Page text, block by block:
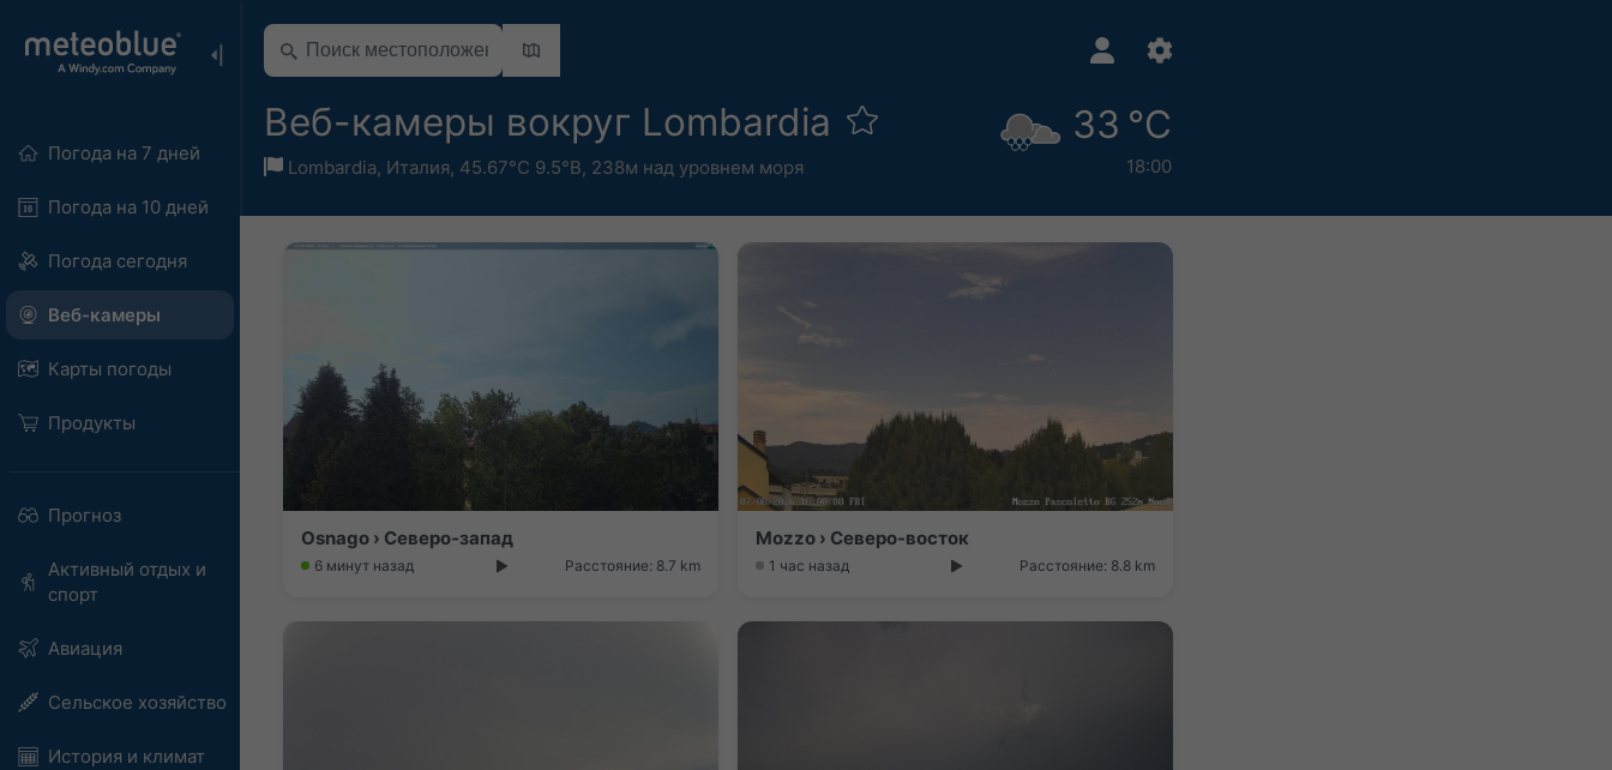
Погода на 7 дней
Погода на 10 дней
Погода сегодня
Веб-камеры
Карты погоды
Продукты
Прогноз
Активный отдых и
спорт
Авиация
Сельское хозяйство
История и климат
Веб-камеры вокруг Lombardia
Lombardia, Италия, 45.67°С 9.5°В, 238м над уровнем моря
33 °C
18:00
Osnago › Северо-запад
6 минут назад Расстояние: 8.7 km
Mozzo › Северо-восток
1 час назад Расстояние: 8.8 km